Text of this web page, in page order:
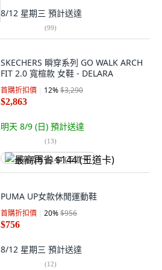
8/12 星期三 預計送達
(99)
SKECHERS 瞬穿系列 GO WALK ARCH
FIT 2.0 寬楦款 女鞋 - DELARA
首購折扣價 12%$3,290
$2,863
明天 8/9 (日) 預計送達
(13)
最高再省 $144 (王道卡)
PUMA UP女款休閒運動鞋
首購折扣價 20%$956
$756
8/12 星期三 預計送達
(12)